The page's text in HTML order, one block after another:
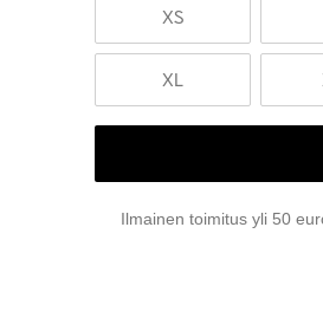
XS
XL
Ilmainen toimitus yli 50